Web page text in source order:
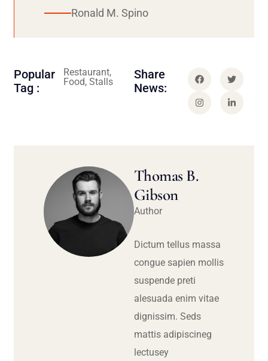
Ronald M. Spino
Popular
Tag :
Restaurant,
Food, Stalls
Share
News:
Thomas B.
Gibson
Author
Dictum tellus massa
congue sapien mollis
suspende preti
alesuada enim vitae
dignissim. Seds
mattis adipiscineg
lectusey